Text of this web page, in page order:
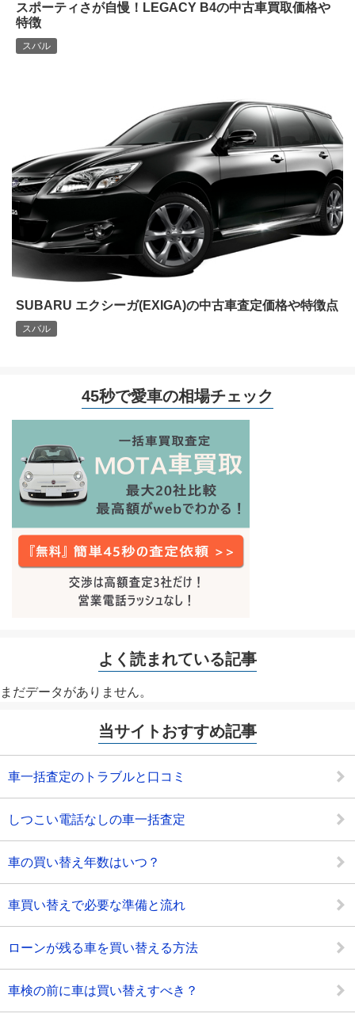
スポーティさが自慢！LEGACY B4の中古車買取価格や
特徴
スバル
SUBARU エクシーガ(EXIGA)の中古車査定価格や特徴点
スバル
45秒で愛車の相場チェック
よく読まれている記事
まだデータがありません。
当サイトおすすめ記事
車一括査定のトラブルと口コミ
しつこい電話なしの車一括査定
車の買い替え年数はいつ？
車買い替えで必要な準備と流れ
ローンが残る車を買い替える方法
車検の前に車は買い替えすべき？